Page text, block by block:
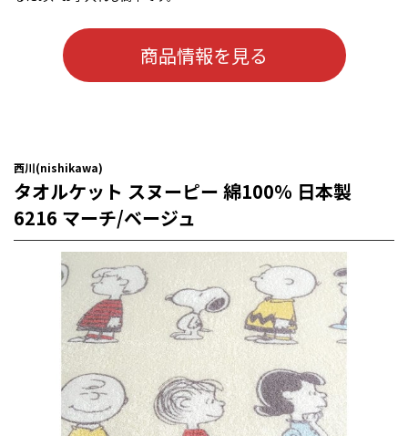
商品情報を見る
西川(nishikawa)
タオルケット スヌーピー 綿100％ 日本製
6216 マーチ/ベージュ